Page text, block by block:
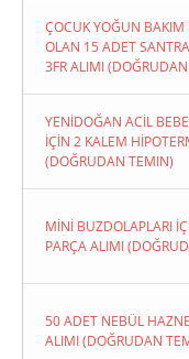
ÇOCUK YOĞUN
OLAN 15 ADET
3FR ALIMI
YENİDOĞAN ACİL
İÇİN 2 KALEM
(DOĞRUDAN TEMIN)
MİNİ BUZDOLAPLARI
PARÇA ALIMI
50 ADET NEBÜL
ALIMI (DOĞRUDAN